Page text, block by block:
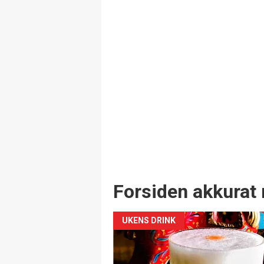
Forsiden akkurat
UKENS DRINK